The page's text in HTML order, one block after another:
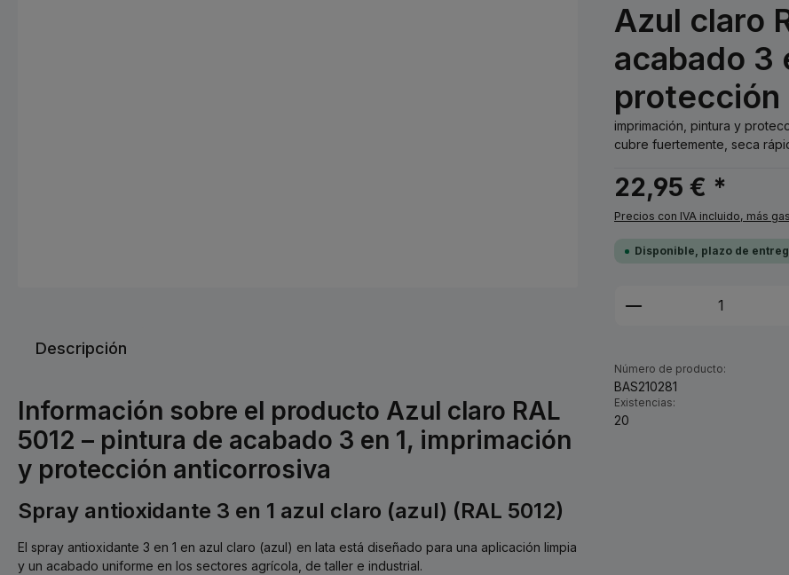
Azul claro
acabado 3
protección
imprimación, pintura y
cubre fuertemente, seca
22,95 € *
Precios con IVA incluido, más
Disponible, plazo de
Cantidad del
Número de producto:
BAS210281
Existencias:
20
Descripción
Información sobre el producto Azul claro RAL
5012 – pintura de acabado 3 en 1, imprimación
y protección anticorrosiva
Spray antioxidante 3 en 1 azul claro (azul) (RAL 5012)
El spray antioxidante 3 en 1 en azul claro (azul) en lata está diseñado para una aplicación limpia
y un acabado uniforme en los sectores agrícola, de taller e industrial.